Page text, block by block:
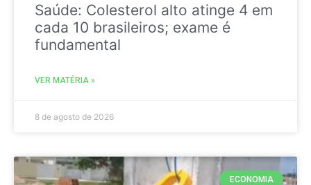
Saúde: Colesterol alto atinge 4 em
cada 10 brasileiros; exame é
fundamental
VER MATÉRIA »
8 de agosto de 2026
ECONOMIA